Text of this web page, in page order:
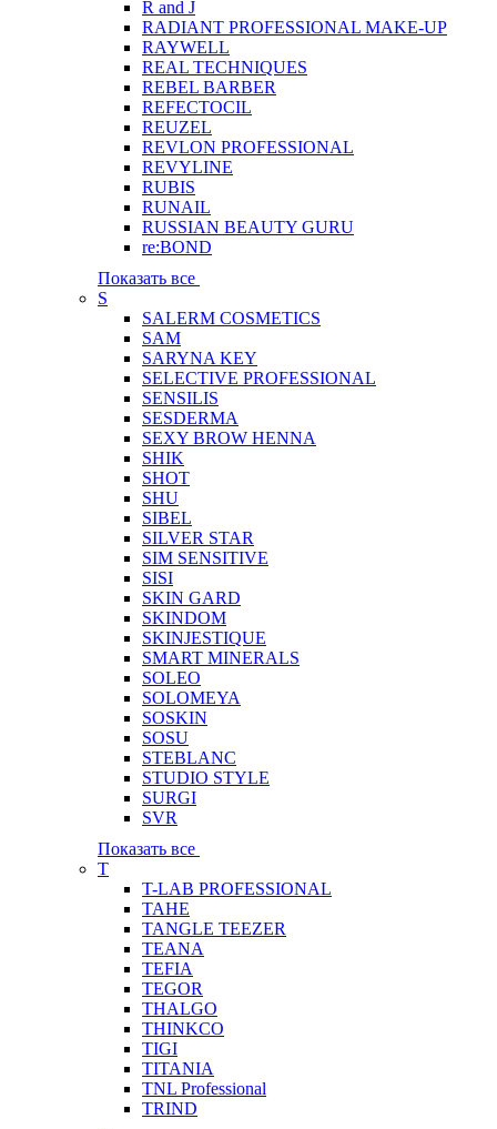
R and J
RADIANT PROFESSIONAL MAKE-UP
RAYWELL
REAL TECHNIQUES
REBEL BARBER
REFECTOCIL
REUZEL
REVLON PROFESSIONAL
REVYLINE
RUBIS
RUNAIL
RUSSIAN BEAUTY GURU
re:BOND
Показать все
S
SALERM COSMETICS
SAM
SARYNA KEY
SELECTIVE PROFESSIONAL
SENSILIS
SESDERMA
SEXY BROW HENNA
SHIK
SHOT
SHU
SIBEL
SILVER STAR
SIM SENSITIVE
SISI
SKIN GARD
SKINDOM
SKINJESTIQUE
SMART MINERALS
SOLEO
SOLOMEYA
SOSKIN
SOSU
STEBLANC
STUDIO STYLE
SURGI
SVR
Показать все
T
T-LAB PROFESSIONAL
TAHE
TANGLE TEEZER
TEANA
TEFIA
TEGOR
THALGO
THINKCO
TIGI
TITANIA
TNL Professional
TRIND